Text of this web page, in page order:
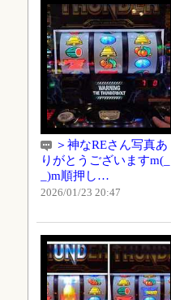
＞神なREさん写真あ
りがとうございますm(_
_)m順押し…
2026/01/23 20:47